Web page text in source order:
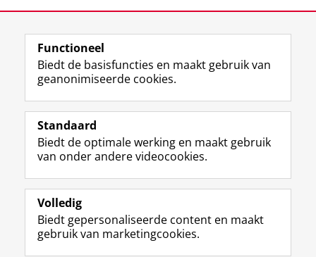
Volg de RUG
F
a
e
b
o
p
a
L
i
k
e
I
-
p
R
S
-
f
e
R
I
n
t
r
m
Y
o
T
e
k
Studiekiezers
Alumni
Over ons
Functioneel
Biedt de basisfuncties en maakt gebruik van
geanonimiseerde cookies.
Standaard
Biedt de optimale werking en maakt gebruik
van onder andere videocookies.
Volledig
Biedt gepersonaliseerde content en maakt
gebruik van marketingcookies.